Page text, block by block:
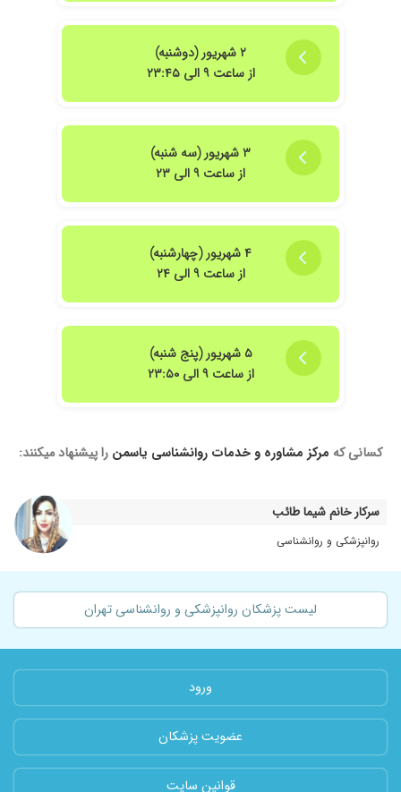
۲ شهریور (دوشنبه)
از ساعت ۹ الی ۲۳:۴۵
۳ شهریور (سه شنبه)
از ساعت ۹ الی ۲۳
۴ شهریور (چهارشنبه)
از ساعت ۹ الی ۲۴
۵ شهریور (پنج شنبه)
از ساعت ۹ الی ۲۳:۵۰
کسانی که مرکز مشاوره و خدمات روانشناسی یاسمن را پیشنهاد میکنند:
سرکار خانم شیما طائب
روانپزشکی و روانشناسی
لیست پزشکان روانپزشکی و روانشناسی تهران
ورود
عضویت پزشکان
قوانین سایت